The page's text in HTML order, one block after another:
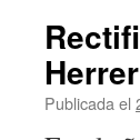
Publicada el